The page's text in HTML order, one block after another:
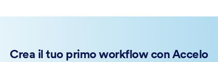
Crea il tuo primo workflow con Accelo